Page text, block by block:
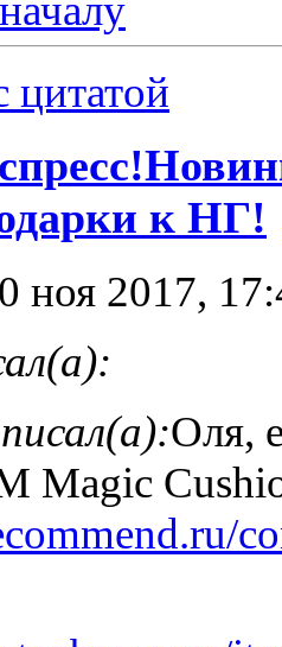
цитатой
к НГ!
ноя 2017,
Оля,
Magic